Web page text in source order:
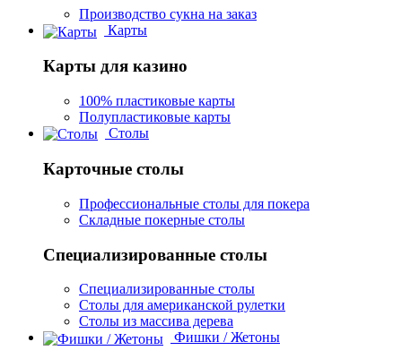
Производство сукна на заказ
Карты
Карты для казино
100% пластиковые карты
Полупластиковые карты
Столы
Карточные столы
Профессиональные столы для покера
Складные покерные столы
Специализированные столы
Специализированные столы
Столы для американской рулетки
Столы из массива дерева
Фишки / Жетоны